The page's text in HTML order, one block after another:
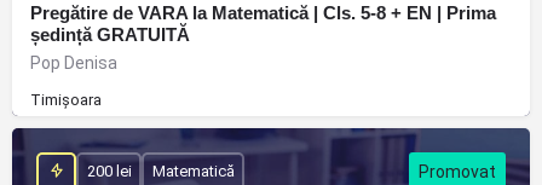
Pregătire de VARA la Matematică | Cls. 5-8 + EN | Prima
ședință GRATUITĂ
Pop Denisa
Timișoara
200 lei Matematică